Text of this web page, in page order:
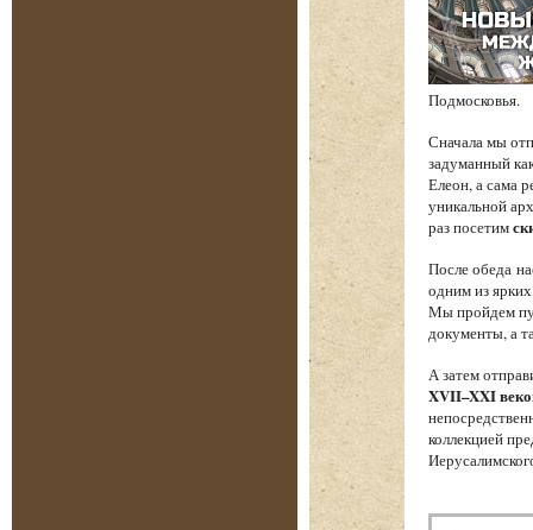
Подмосковья.
Сначала мы
задуманный
Елеон, а сама
уникальной
раз посетим
После обеда
одним из
Мы пройдем
документы, а
А затем
XVII–XXI
коллекцией